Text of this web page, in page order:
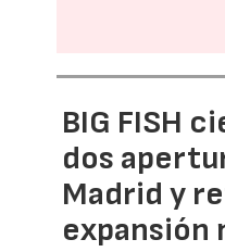
BIG FISH
dos
Madrid y
expansión